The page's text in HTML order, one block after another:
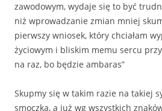
zawodowym, wydaje się to być
niż wprowadzanie zmian mniej
pierwszy wniosek, który chciałam
życiowym i bliskim memu sercu
na raz, bo będzie ambaras”
Skupmy się w takim razie na takiej
smoczka, a już wg wszystkich